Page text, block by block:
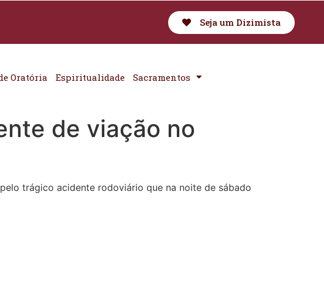
Seja um Dizimista
Oratória Espiritualidade Sacramentos
de viação no
trágico acidente rodoviário que na noite de sábado